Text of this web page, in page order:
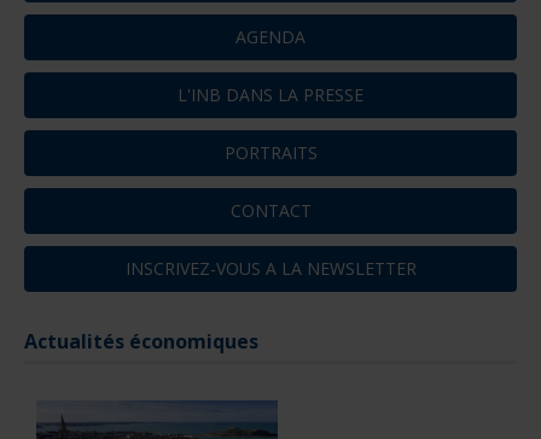
AGENDA
L'INB DANS LA PRESSE
PORTRAITS
CONTACT
INSCRIVEZ-VOUS A LA NEWSLETTER
Actualités économiques